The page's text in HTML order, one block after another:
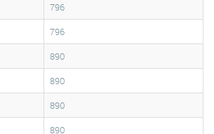
796
796
890
890
890
890